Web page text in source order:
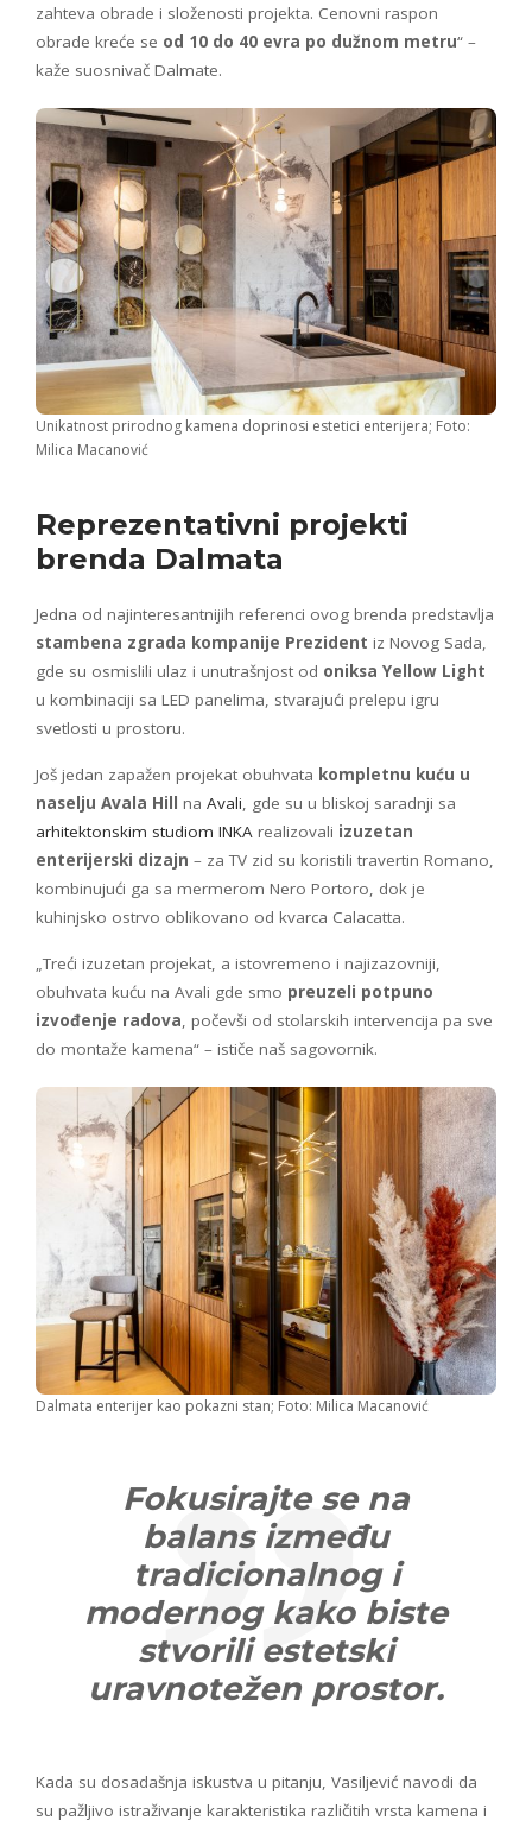
zahteva obrade i složenosti projekta. Cenovni raspon
obrade kreće se od 10 do 40 evra po dužnom metru“ –
kaže suosnivač Dalmate.
Unikatnost prirodnog kamena doprinosi estetici enterijera; Foto:
Milica Macanović
Reprezentativni projekti
brenda Dalmata
Jedna od najinteresantnijih referenci ovog brenda predstavlja
stambena zgrada kompanije Prezident iz Novog Sada,
gde su osmislili ulaz i unutrašnjost od oniksa Yellow Light
u kombinaciji sa LED panelima, stvarajući prelepu igru
svetlosti u prostoru.
Još jedan zapažen projekat obuhvata kompletnu kuću u
naselju Avala Hill na Avali, gde su u bliskoj saradnji sa
arhitektonskim studiom INKA realizovali izuzetan
enterijerski dizajn – za TV zid su koristili travertin Romano,
kombinujući ga sa mermerom Nero Portoro, dok je
kuhinjsko ostrvo oblikovano od kvarca Calacatta.
„Treći izuzetan projekat, a istovremeno i najizazovniji,
obuhvata kuću na Avali gde smo preuzeli potpuno
izvođenje radova, počevši od stolarskih intervencija pa sve
do montaže kamena“ – ističe naš sagovornik.
Dalmata enterijer kao pokazni stan; Foto: Milica Macanović
Fokusirajte se na
balans između
tradicionalnog i
modernog kako biste
stvorili estetski
uravnotežen prostor.
Kada su dosadašnja iskustva u pitanju, Vasiljević navodi da
su pažljivo istraživanje karakteristika različitih vrsta kamena i